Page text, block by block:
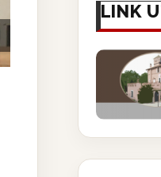
LINK